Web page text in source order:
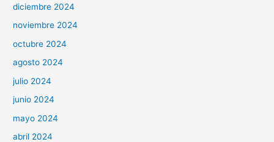
diciembre 2024
noviembre 2024
octubre 2024
agosto 2024
julio 2024
junio 2024
mayo 2024
abril 2024